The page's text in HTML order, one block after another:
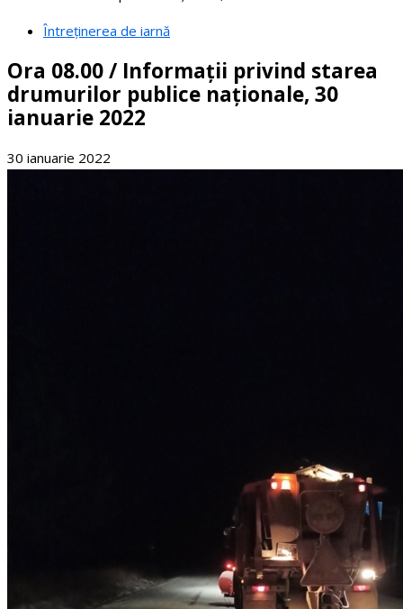
Întreținerea de iarnă
Ora 08.00 / Informații privind starea
drumurilor publice naționale, 30
ianuarie 2022
30 ianuarie 2022